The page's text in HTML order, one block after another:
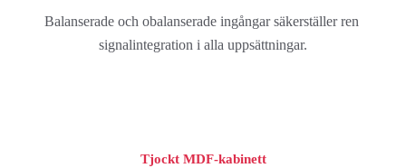
Balanserade och obalanserade ingångar säkerställer ren
signalintegration i alla uppsättningar.
Tjockt MDF-kabinett